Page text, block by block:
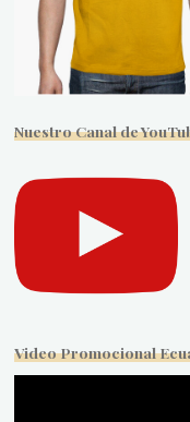
Nuestro Canal de
Video Promocional